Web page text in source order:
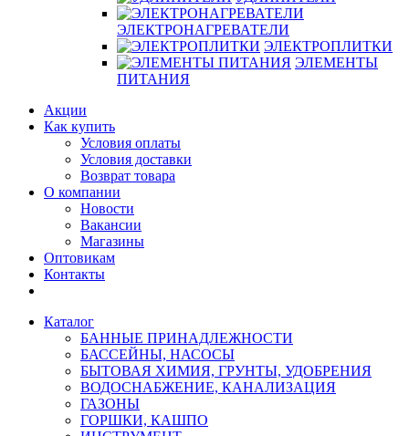
ЭЛЕКТРОНАГРЕВАТЕЛИ
ЭЛЕКТРОПЛИТКИ
ЭЛЕМЕНТЫ
ПИТАНИЯ
Акции
Как купить
Условия оплаты
Условия доставки
Возврат товара
О компании
Новости
Вакансии
Магазины
Оптовикам
Контакты
Каталог
БАННЫЕ ПРИНАДЛЕЖНОСТИ
БАССЕЙНЫ, НАСОСЫ
БЫТОВАЯ ХИМИЯ, ГРУНТЫ, УДОБРЕНИЯ
ВОДОСНАБЖЕНИЕ, КАНАЛИЗАЦИЯ
ГАЗОНЫ
ГОРШКИ, КАШПО